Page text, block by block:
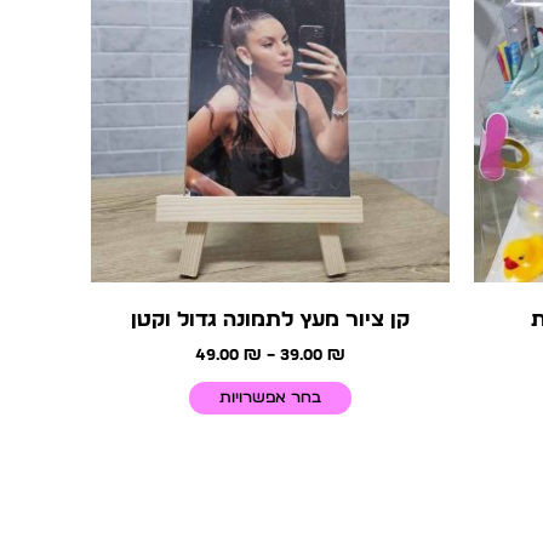
קן ציור מעץ לתמונה גדול וקטן
39.00 ₪
–
49.00 ₪
בחר אפשרויות
מספר
ניתן
לבחור
את
האפשרויות
בעמוד
המוצר